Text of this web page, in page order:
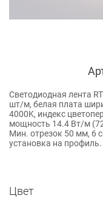
Светодиодная лента
шт/м, белая плата
4000K, индекс
мощность 14.4 Вт/м
Мин. отрезок 50 мм, 6
установка на профиль.
Цвет